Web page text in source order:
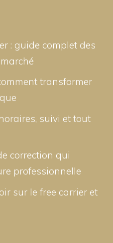
: guide complet des
transformer
suivi et tout
correction qui
professionnelle
sur le free carrier et